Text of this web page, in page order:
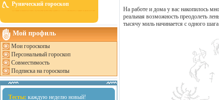
Рунический гороскоп
Мой профиль
Мои гороскопы
Персональный гороскоп
Совместимость
Подписка на гороскопы
Тесты: каждую неделю новый!
На работе и дома у вас накопилось
реальная возможность преодолеть
тысячу миль начинается с одного